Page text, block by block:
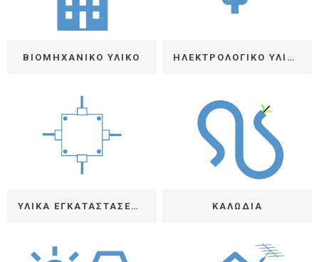
ΒΙΟΜΗΧΑΝΙΚΟ ΥΛΙΚΟ ΗΛΕΚΤΡΟΛΟΓΙΚΟ ΥΛΙΚΟ
ΥΛΙΚΑ ΕΓΚΑΤΑΣΤΑΣΕΩΣ ΚΑΛΩΔΙΑ